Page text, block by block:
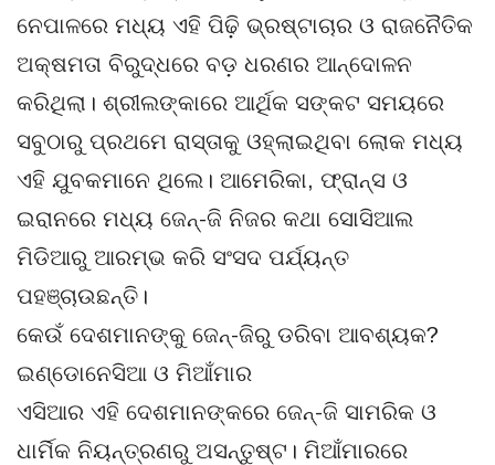
ନେପାଳରେ ମଧ୍ୟ ଏହି ପିଢ଼ି ଭ୍ରଷ୍ଟାଚାର ଓ ରାଜନୈତିକ
ଅକ୍ଷମତା ବିରୁଦ୍ଧରେ ବଡ଼ ଧରଣର ଆନ୍ଦୋଳନ
କରିଥିଲା। ଶ୍ରୀଲଙ୍କାରେ ଆର୍ଥିକ ସଙ୍କଟ ସମୟରେ
ସବୁଠାରୁ ପ୍ରଥମେ ରାସ୍ତାକୁ ଓହ୍ଲାଇଥିବା ଲୋକ ମଧ୍ୟ
ଏହି ଯୁବକମାନେ ଥିଲେ। ଆମେରିକା, ଫ୍ରାନ୍ସ ଓ
ଇରାନରେ ମଧ୍ୟ ଜେନ୍-ଜି ନିଜର କଥା ସୋସିଆଲ
ମିଡିଆରୁ ଆରମ୍ଭ କରି ସଂସଦ ପର୍ଯ୍ୟନ୍ତ
ପହଞ୍ଚାଉଛନ୍ତି।
କେଉଁ ଦେଶମାନଙ୍କୁ ଜେନ୍-ଜିରୁ ଡରିବା ଆବଶ୍ୟକ?
ଇଣ୍ଡୋନେସିଆ ଓ ମିଆଁମାର
ଏସିଆର ଏହି ଦେଶମାନଙ୍କରେ ଜେନ୍-ଜି ସାମରିକ ଓ
ଧାର୍ମିକ ନିୟନ୍ତ୍ରଣରୁ ଅସନ୍ତୁଷ୍ଟ। ମିଆଁମାରରେ